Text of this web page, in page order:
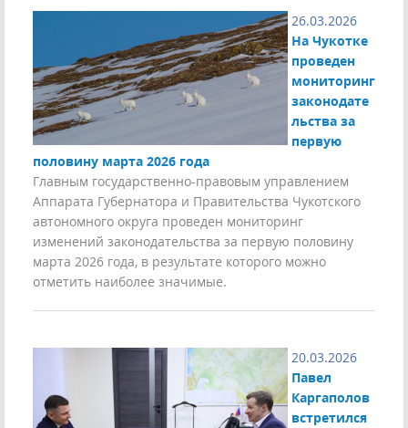
26.03.2026
На Чукотке
проведен
мониторинг
законодате
льства за
первую
половину марта 2026 года
Главным государственно-правовым управлением
Аппарата Губернатора и Правительства Чукотского
автономного округа проведен мониторинг
изменений законодательства за первую половину
марта 2026 года, в результате которого можно
отметить наиболее значимые.
20.03.2026
Павел
Каргаполов
встретился